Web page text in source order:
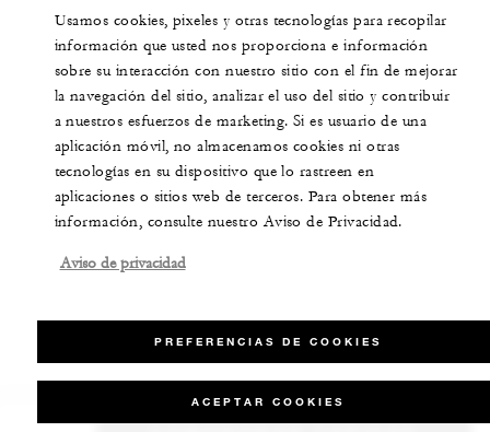
Usamos cookies, pixeles y otras tecnologías para recopilar
información que usted nos proporciona e información
sobre su interacción con nuestro sitio con el fin de mejorar
la navegación del sitio, analizar el uso del sitio y contribuir
a nuestros esfuerzos de marketing. Si es usuario de una
aplicación móvil, no almacenamos cookies ni otras
tecnologías en su dispositivo que lo rastreen en
aplicaciones o sitios web de terceros. Para obtener más
información, consulte nuestro Aviso de Privacidad.
Aviso de privacidad
PREFERENCIAS DE COOKIES
ACEPTAR COOKIES